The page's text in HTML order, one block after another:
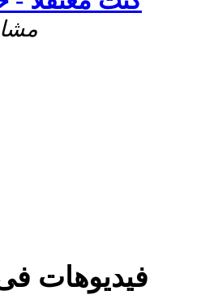
فيديوهات